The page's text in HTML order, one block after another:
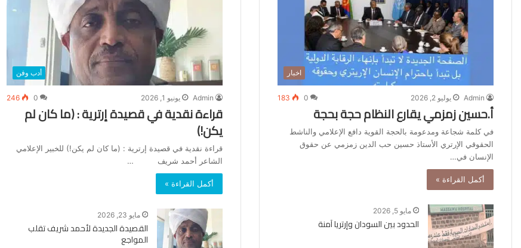
اخبار
Admin يوليو 2, 2026 0
183
أ.حسين زمزمي يقارع النظام حجة بحجة
في كلمة شجاعة ومدعومة بالحجة القوية دافع الإعلامي والناشط
الحقوقي الإرتري الأستاذ حسين حب الدين زمزمي عن حقوق
الإنسان في…
أكمل القراءة »
مايو 5, 2026
الحدود بين السودان وإرتريا آمنة
أدب وفن
Admin يونيو 1, 2026 0
246
قراءة نقدية في قصيدة إرترية : (ما كان لم
يكن!)
قراءة نقدية في قصيدة إرترية : (ما كان لم يكن!) للخبير الإعلامي
الشاعر أحمد شريف …
أكمل القراءة »
مايو 23, 2026
القصيدة الجديدة لأحمد شريف تقلب
المواجع